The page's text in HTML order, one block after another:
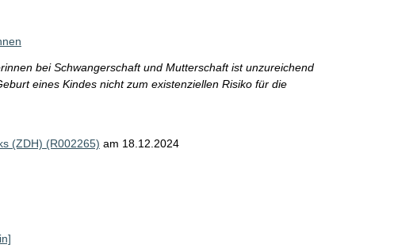
bei Schwangerschaft und Mutterschaft ist unzureichend
eines Kindes nicht zum existenziellen Risiko für die
(ZDH) (R002265) am 18.12.2024